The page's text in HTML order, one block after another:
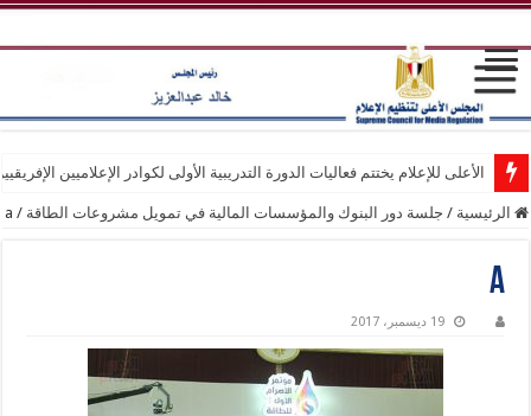
الأعلى للإعلام يختتم فعاليات الدورة التدريبية الأولى لكوادر الإعلاميين
الرئيسية / جلسة دور البنوك والمؤسسات المالية في تمويل مشروعات الطاقة /
a
a
19 ديسمبر، 2017